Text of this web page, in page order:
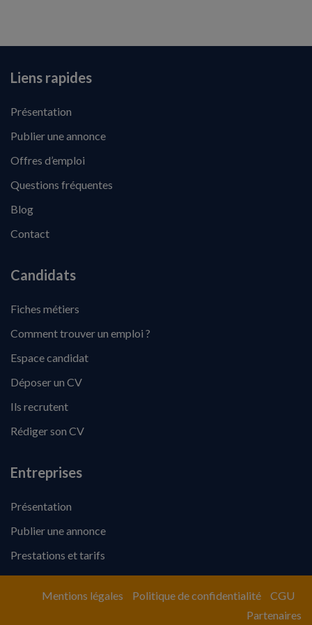
Liens rapides
Présentation
Publier une annonce
Offres d’emploi
Questions fréquentes
Blog
Contact
Candidats
Fiches métiers
Comment trouver un emploi ?
Espace candidat
Déposer un CV
Ils recrutent
Rédiger son CV
Entreprises
Présentation
Publier une annonce
Prestations et tarifs
Mentions légales Politique de confidentialité
CGU
Partenaires